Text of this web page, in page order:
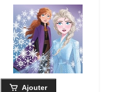
d'anniversaire Disney
La Reine des neiges
Elsa et Anna, bleu, 6,5
po, paq. 16, 2
épaisseurs
Ajouter